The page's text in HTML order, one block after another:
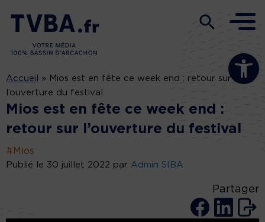
Ouvrir la
Accueil » Mios est en fête ce week end : retour sur
l’ouverture du festival
Mios est en fête ce week end :
retour sur l’ouverture du festival
#Mios
Publié le 30 juillet 2022 par Admin SIBA
Partager